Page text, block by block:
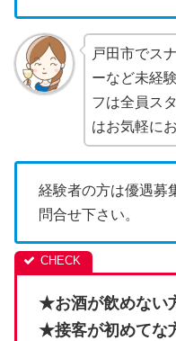
戸田市でス
ーなど未経
フは全員ス
はお気軽に
経験者の方は優遇募
問合せ下さい。
★お酒が飲めない
★接客が初めてな